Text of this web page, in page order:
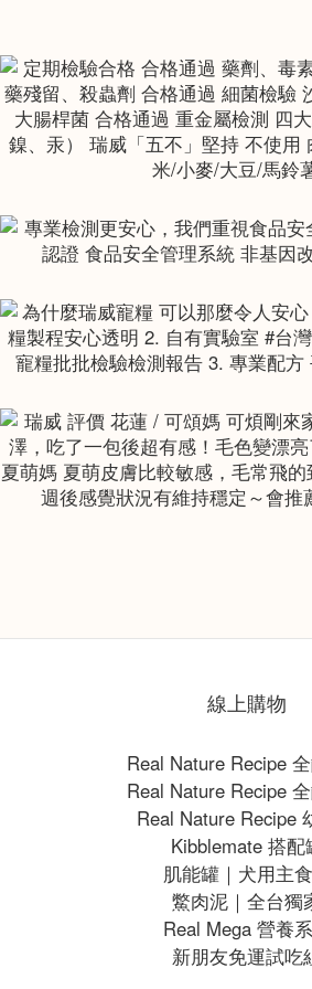
線上購物
Real Nature Recipe
Real Nature Recipe
Real Nature Recipe
Kibblemate 搭配
肌能罐｜犬用主
鱉肉泥｜全台獨
Real Mega 營養
新朋友免運試吃